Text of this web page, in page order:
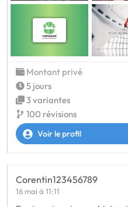
Montant privé
5 jours
3 variantes
100 révisions
Voir le profil
Corentin123456789
16 mai à 11:11